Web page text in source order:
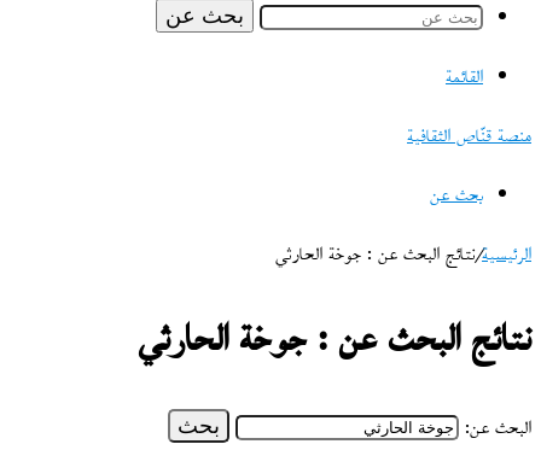
بحث عن
القائمة
منصة قنّاص الثقافية
بحث عن
الرئيسية/نتائج البحث عن : جوخة الحارثي
نتائج البحث عن :جوخة الحارثي
البحث عن: